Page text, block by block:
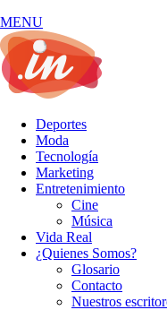
MENU
Deportes
Moda
Tecnología
Marketing
Entretenimiento
Cine
Música
Vida Real
¿Quienes Somos?
Glosario
Contacto
Nuestros